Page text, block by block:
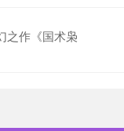
之作《国术枭